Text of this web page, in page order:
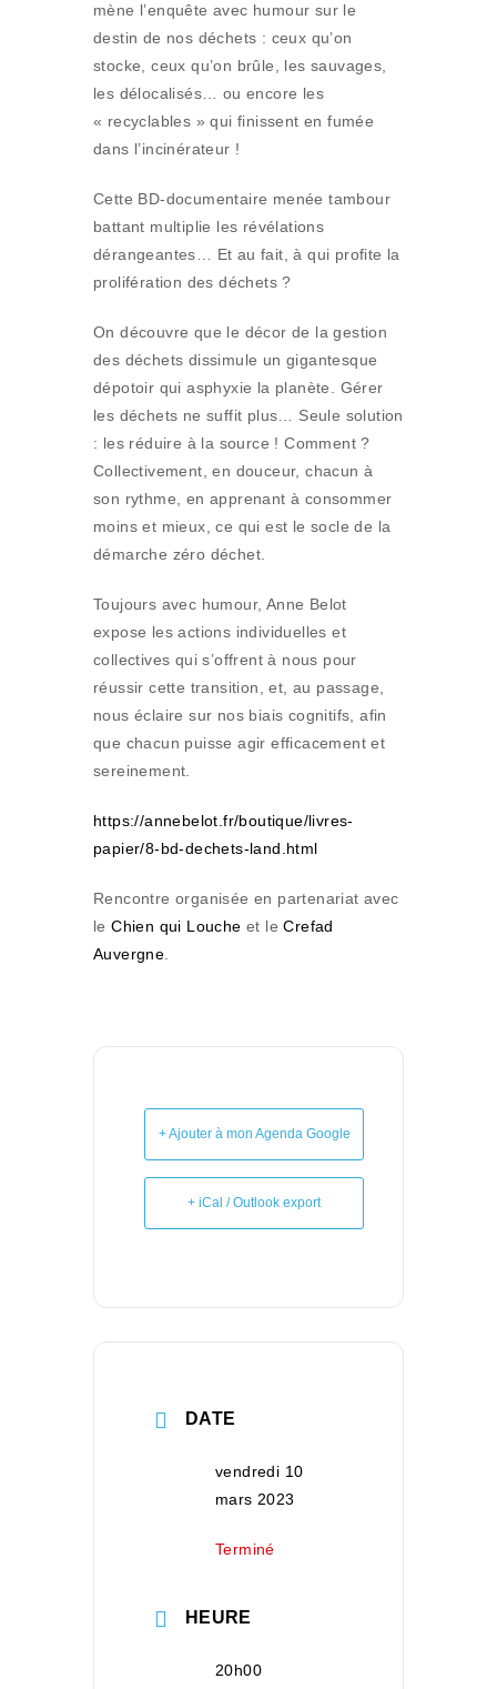
mène l’enquête avec humour sur le
destin de nos déchets : ceux qu’on
stocke, ceux qu’on brûle, les sauvages,
les délocalisés… ou encore les
« recyclables » qui finissent en fumée
dans l’incinérateur !
Cette BD-documentaire menée tambour
battant multiplie les révélations
dérangeantes… Et au fait, à qui profite la
prolifération des déchets ?
On découvre que le décor de la gestion
des déchets dissimule un gigantesque
dépotoir qui asphyxie la planète. Gérer
les déchets ne suffit plus… Seule solution
: les réduire à la source ! Comment ?
Collectivement, en douceur, chacun à
son rythme, en apprenant à consommer
moins et mieux, ce qui est le socle de la
démarche zéro déchet.
Toujours avec humour, Anne Belot
expose les actions individuelles et
collectives qui s’offrent à nous pour
réussir cette transition, et, au passage,
nous éclaire sur nos biais cognitifs, afin
que chacun puisse agir efficacement et
sereinement.
https://annebelot.fr/boutique/livres-
papier/8-bd-dechets-land.html
Rencontre organisée en partenariat avec
leChien qui Louche et leCrefad
Auvergne
+ Ajouter à mon Agenda Google
+ iCal / Outlook export
DATE
vendredi 10
mars 2023
Terminé
HEURE
20h00